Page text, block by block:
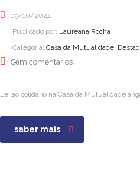
09/10/2024
Publicado por: Laureana Rocha
Categoria: Casa da Mutualidade,
Sem comentários
Leilão solidário na Casa da Mutualidade
saber mais